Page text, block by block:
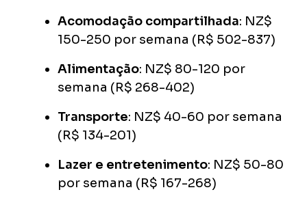
Acomodação compartilhada: NZ$
150-250 por semana (R$ 502-837)
Alimentação: NZ$ 80-120 por
semana (R$ 268-402)
Transporte: NZ$ 40-60 por semana
(R$ 134-201)
Lazer e entretenimento: NZ$ 50-80
por semana (R$ 167-268)